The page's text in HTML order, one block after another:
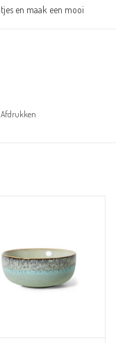
en maak een mooi
Afdrukken